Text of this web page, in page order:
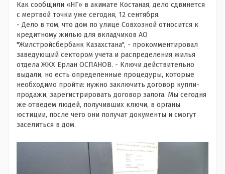
Как сообщили «НГ» в акимате Костаная, дело сдвинется
с мертвой точки уже сегодня, 12 сентября.
- Дело в том, что дом по улице Совхозной относится к
кредитному жилью для вкладчиков АО
"Жилстройсбербанк Казахстана", - прокомментировал
заведующий сектором учета и распределения жилья
отдела ЖКХ Ерлан ОСПАНОВ. - Ключи действительно
выдали, но есть определенные процедуры, которые
необходимо пройти: нужно заключить договор купли-
продажи, зарегистрировать договор залога. Мы сегодня
же отведем людей, получивших ключи, в органы
юстиции, после чего они получат документы и смогут
заселиться в дом.